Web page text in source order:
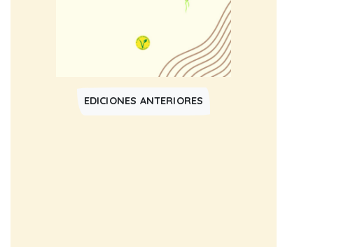
EDICIONES ANTERIORES